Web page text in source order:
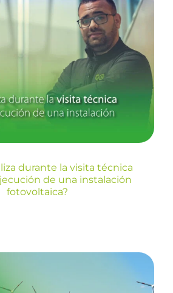
analiza durante la
previa a la
de una instalación
Blog
durante la visita técnica
de una instalación
fotovoltaica?